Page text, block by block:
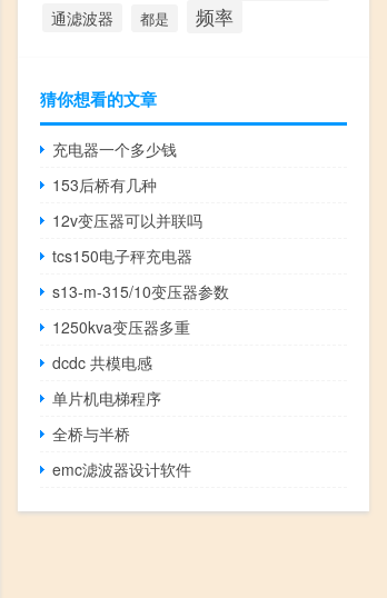
通滤波器 都是 频率
猜你想看的文章
充电器一个多少钱
153后桥有几种
12v变压器可以并联吗
tcs150电子秤充电器
s13-m-315/10变压器参数
1250kva变压器多重
dcdc 共模电感
单片机电梯程序
全桥与半桥
emc滤波器设计软件